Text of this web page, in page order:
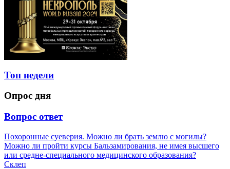
Топ недели
Опрос дня
Вопрос ответ
Похоронные суеверия. Можно ли брать землю с могилы?
Можно ли пройти курсы Бальзамирования, не имея высшего
или средне-специального медицинского образования?
Склеп